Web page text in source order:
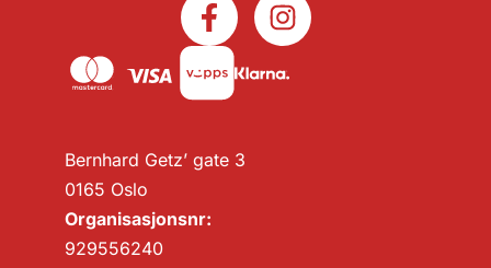
Bernhard Getz’ gate 3
0165 Oslo
Organisasjonsnr:
929556240